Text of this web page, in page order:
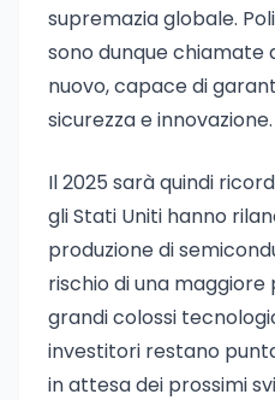
supremazia globale.
sono dunque chiamate
nuovo, capace di
sicurezza e innovazione.
Il 2025 sarà quindi
gli Stati Uniti hanno
produzione di
rischio di una
grandi colossi
investitori restano
in attesa dei prossimi